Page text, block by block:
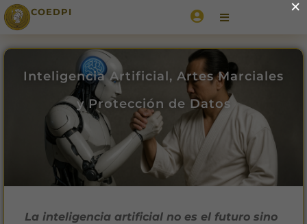
COEDPI
Inteligencia Artificial, Artes Marciales
y Protección de Datos
La inteligencia artificial no es el futuro sino
×